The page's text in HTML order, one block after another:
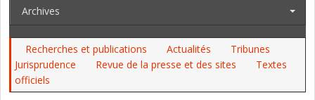
Archives
Recherches et publications Actualités
Tribunes
Jurisprudence
Revue de la presse et des sites
Textes
officiels